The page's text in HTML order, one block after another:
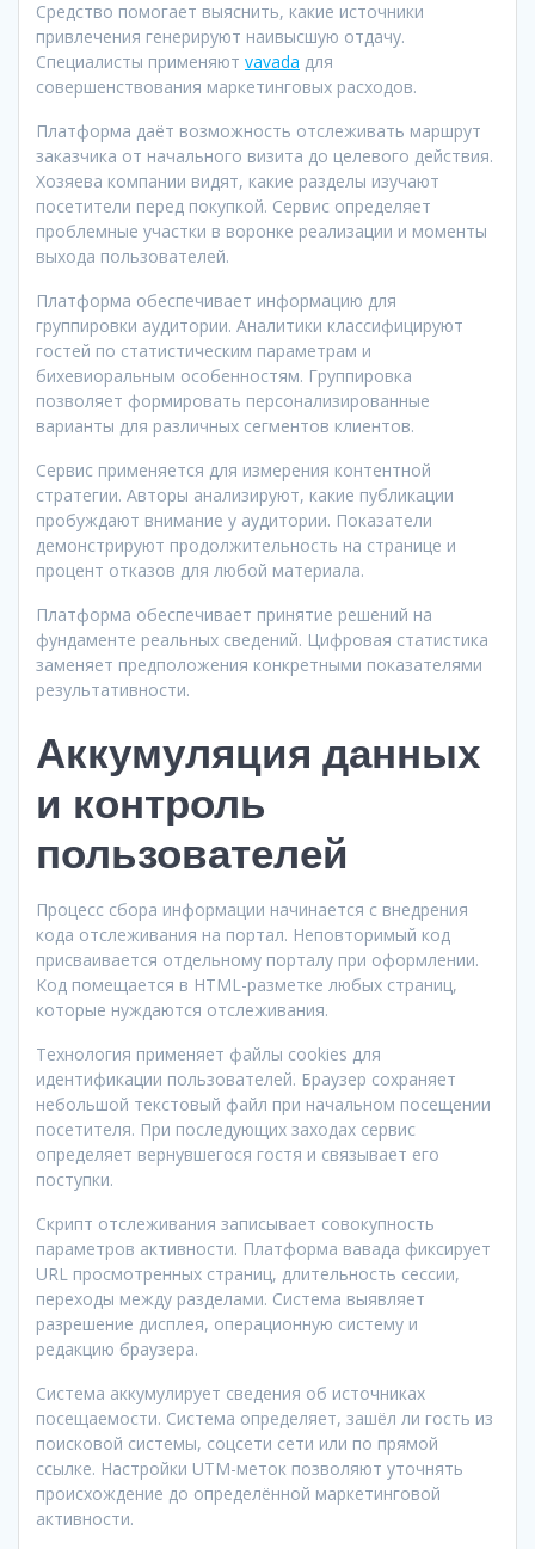
Средство помогает выяснить, какие источники
привлечения генерируют наивысшую отдачу.
Специалисты применяют vavada для
совершенствования маркетинговых расходов.
Платформа даёт возможность отслеживать маршрут
заказчика от начального визита до целевого действия.
Хозяева компании видят, какие разделы изучают
посетители перед покупкой. Сервис определяет
проблемные участки в воронке реализации и моменты
выхода пользователей.
Платформа обеспечивает информацию для
группировки аудитории. Аналитики классифицируют
гостей по статистическим параметрам и
бихевиоральным особенностям. Группировка
позволяет формировать персонализированные
варианты для различных сегментов клиентов.
Сервис применяется для измерения контентной
стратегии. Авторы анализируют, какие публикации
пробуждают внимание у аудитории. Показатели
демонстрируют продолжительность на странице и
процент отказов для любой материала.
Платформа обеспечивает принятие решений на
фундаменте реальных сведений. Цифровая статистика
заменяет предположения конкретными показателями
результативности.
Аккумуляция данных
и контроль
пользователей
Процесс сбора информации начинается с внедрения
кода отслеживания на портал. Неповторимый код
присваивается отдельному порталу при оформлении.
Код помещается в HTML-разметке любых страниц,
которые нуждаются отслеживания.
Технология применяет файлы cookies для
идентификации пользователей. Браузер сохраняет
небольшой текстовый файл при начальном посещении
посетителя. При последующих заходах сервис
определяет вернувшегося гостя и связывает его
поступки.
Скрипт отслеживания записывает совокупность
параметров активности. Платформа вавада фиксирует
URL просмотренных страниц, длительность сессии,
переходы между разделами. Система выявляет
разрешение дисплея, операционную систему и
редакцию браузера.
Система аккумулирует сведения об источниках
посещаемости. Система определяет, зашёл ли гость из
поисковой системы, соцсети сети или по прямой
ссылке. Настройки UTM-меток позволяют уточнять
происхождение до определённой маркетинговой
активности.